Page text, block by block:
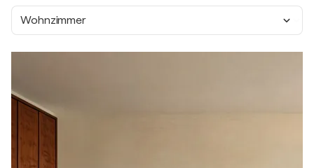
Wohnzimmer